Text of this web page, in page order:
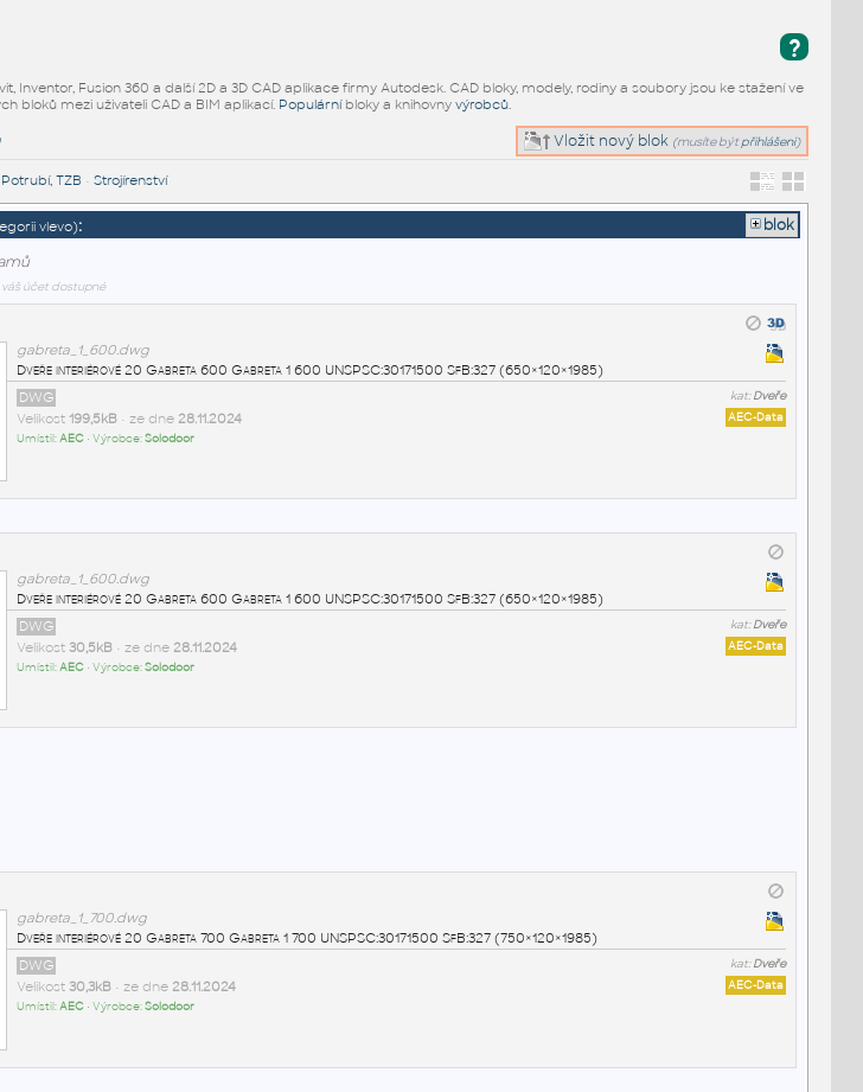
?
Inventor, Fusion 360 a další 2D a 3D CAD aplikace firmy Autodesk. CAD bloky, modely, rodiny a soubory jsou ke stažení ve
bloků mezi uživateli CAD a BIM aplikací. Populárníbloky a knihovny výrobců.
Vložit nový blok (musíte být přihlášeni)
Potrubí, TZB • Strojírenství
vlevo):
blok
účet dostupné
gabreta_1_600.dwg
Dveře interiérové 20 Gabreta 600 Gabreta 1 600 UNSPSC:30171500 SfB:327 (650×120×1985)
kat:Dveře
DWG
AEC-Data
Velikost 199,5kB• ze dne 28.11.2024
Umístil:AEC• Výrobce:Solodoor
gabreta_1_600.dwg
Dveře interiérové 20 Gabreta 600 Gabreta 1 600 UNSPSC:30171500 SfB:327 (650×120×1985)
kat:Dveře
DWG
AEC-Data
Velikost 30,5kB• ze dne 28.11.2024
Umístil:AEC• Výrobce:Solodoor
gabreta_1_700.dwg
Dveře interiérové 20 Gabreta 700 Gabreta 1 700 UNSPSC:30171500 SfB:327 (750×120×1985)
kat:Dveře
DWG
AEC-Data
Velikost 30,3kB• ze dne 28.11.2024
Umístil:AEC• Výrobce:Solodoor